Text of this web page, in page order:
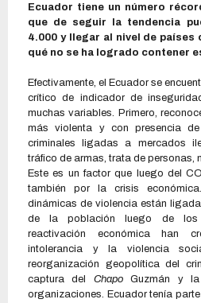
Ecuador tiene un número
que de seguir la tendencia
4.000 y llegar al nivel de
qué no se ha logrado contener
Efectivamente, el Ecuador se
crítico de indicador de
muchas variables. Primero,
más violenta y con presencia de
criminales ligadas a mercados
tráfico de armas, trata de personas,
Este es un factor que luego del
también por la crisis
dinámicas de violencia están
de la población luego de los
reactivación económica han
intolerancia y la violencia
reorganización geopolítica del
captura del ChapoGuzmán y la
organizaciones. Ecuador tenía